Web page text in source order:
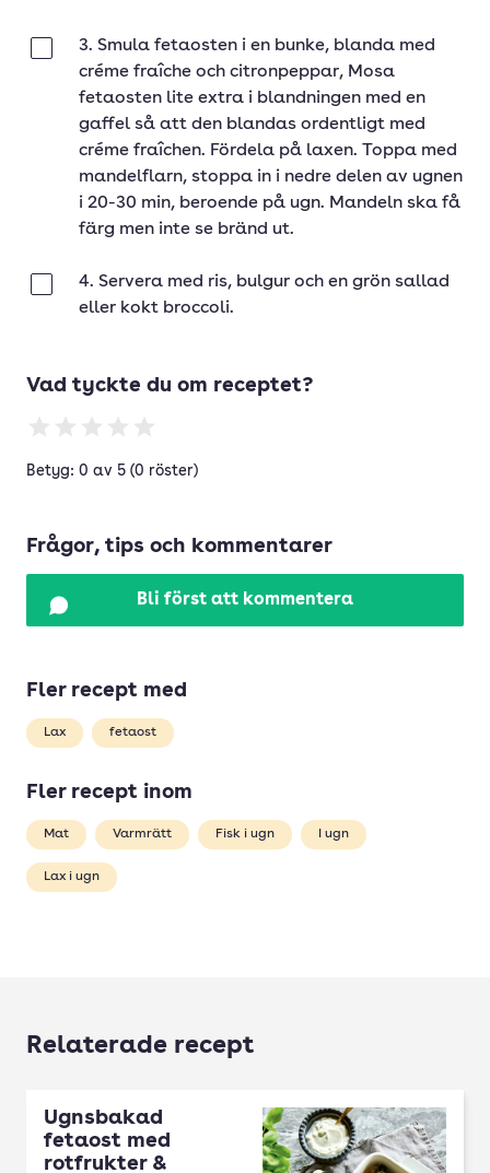
3. Smula fetaosten i en bunke, blanda med
créme fraîche och citronpeppar, Mosa
fetaosten lite extra i blandningen med en
gaffel så att den blandas ordentligt med
créme fraîchen. Fördela på laxen. Toppa med
mandelflarn, stoppa in i nedre delen av ugnen
i 20-30 min, beroende på ugn. Mandeln ska få
färg men inte se bränd ut.
4. Servera med ris, bulgur och en grön sallad
eller kokt broccoli.
Vad tyckte du om receptet?
Betyg: 0 av 5 (0 röster)
Frågor, tips och kommentarer
Bli först att kommentera
Fler recept med
Lax fetaost
Fler recept inom
Mat Varmrätt Fisk i ugn I ugn
Lax i ugn
Relaterade recept
Ugnsbakad
fetaost med
rotfrukter &